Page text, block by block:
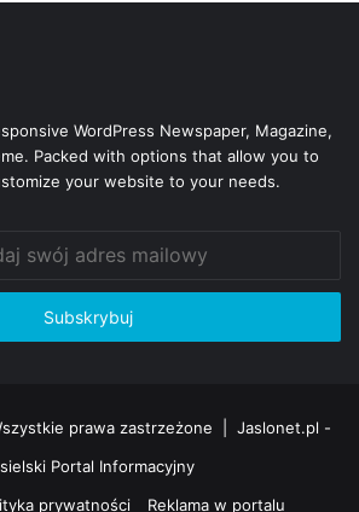
WordPress Newspaper, Magazine,
Packed with options that allow you to
your website to your needs.
prawa zastrzeżone | Jaslonet.pl -
Portal Informacyjny
prywatności Reklama w portalu